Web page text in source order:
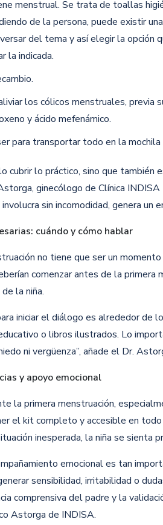
menstrual. Se trata de toallas
de la persona, puede existir
del tema y así elegir la opción
la indicada.
los cólicos menstruales, previa
y ácido mefenámico.
para transportar todo en la
cubrir lo práctico, sino que también
ginecólogo de Clínica INDISA
sin incomodidad, genera un
cuándo y cómo hablar
no tiene que ser un
comenzar antes de la primera
la niña.
iniciar el diálogo es alrededor de
o libros ilustrados. Lo
ni vergüenza”, añade el Dr.
y apoyo emocional
la primera menstruación,
el kit completo y accesible en
inesperada, la niña se sienta
emocional es tan
sensibilidad, irritabilidad o
comprensiva del padre y la
Astorga de INDISA.